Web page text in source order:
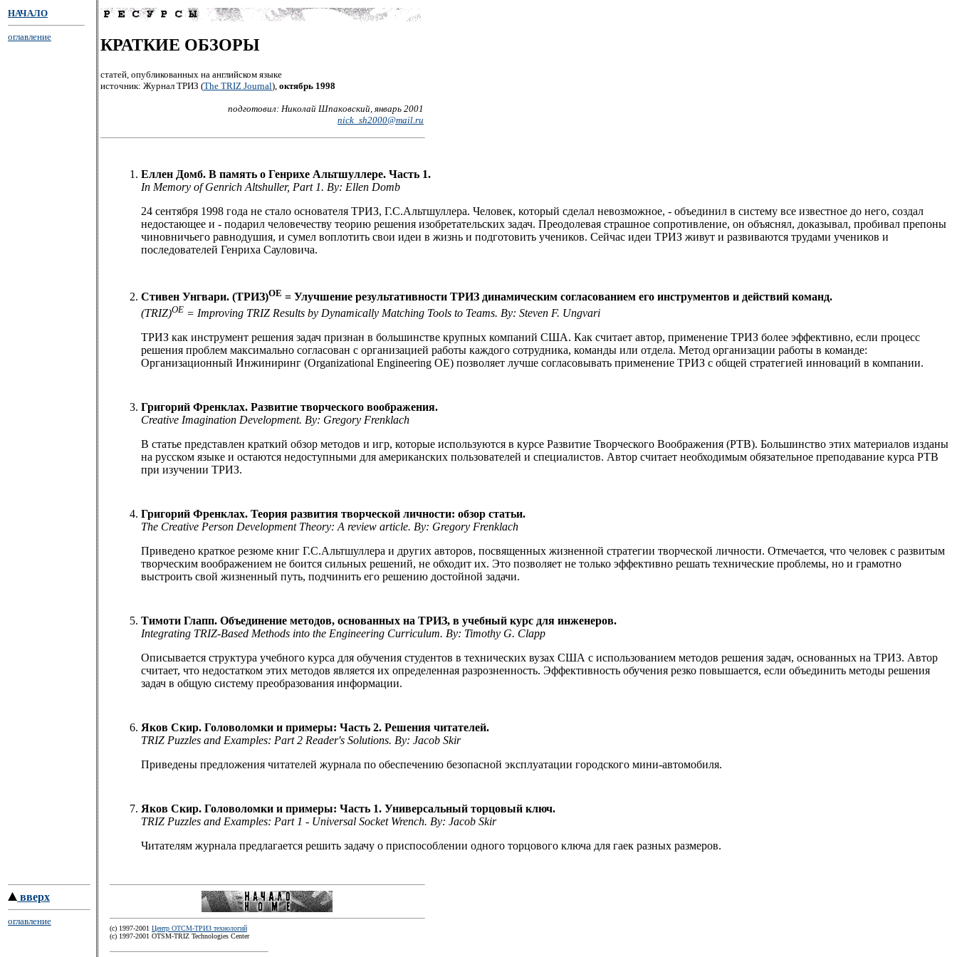
НАЧАЛО
оглавление КРАТКИЕ ОБЗОРЫ
статей, опубликованных на английском языке
источник: Журнал ТРИЗ (The TRIZ Journal), октябрь 1998
подготовил: Николай Шпаковский, январь 2001
nick_sh2000@mail.ru
Еллен Домб. В память о Генрихе Альтшуллере. Часть 1.
In Memory of Genrich Altshuller, Part 1. By: Ellen Domb
24 сентября 1998 года не стало основателя ТРИЗ, Г.С.Альтшуллера. Человек, который сделал невозможное, - объединил в систему все известное до него, создал
недостающее и - подарил человечеству теорию решения изобретательских задач. Преодолевая страшное сопротивление, он объяснял, доказывал, пробивал препоны
чиновничьего равнодушия, и сумел воплотить свои идеи в жизнь и подготовить учеников. Сейчас идеи ТРИЗ живут и развиваются трудами учеников и
последователей Генриха Сауловича.
Стивен Унгвари. (ТРИЗ)OE = Улучшение результативности ТРИЗ динамическим согласованием его инструментов и действий команд.
(TRIZ)OE = Improving TRIZ Results by Dynamically Matching Tools to Teams. By: Steven F. Ungvari
ТРИЗ как инструмент решения задач признан в большинстве крупных компаний США. Как считает автор, применение ТРИЗ более эффективно, если процесс
решения проблем максимально согласован с организацией работы каждого сотрудника, команды или отдела. Метод организации работы в команде:
Организационный Инжиниринг (Organizational Engineering ОЕ) позволяет лучше согласовывать применение ТРИЗ с общей стратегией инноваций в компании.
Григорий Френклах. Развитие творческого воображения.
Creative Imagination Development. By: Gregory Frenklach
В статье представлен краткий обзор методов и игр, которые используются в курсе Развитие Творческого Воображения (РТВ). Большинство этих материалов изданы
на русском языке и остаются недоступными для американских пользователей и специалистов. Автор считает необходимым обязательное преподавание курса РТВ
при изучении ТРИЗ.
Григорий Френклах. Теория развития творческой личности: обзор статьи.
The Creative Person Development Theory: A review article. By: Gregory Frenklach
Приведено краткое резюме книг Г.С.Альтшуллера и других авторов, посвященных жизненной стратегии творческой личности. Отмечается, что человек с развитым
творческим воображением не боится сильных решений, не обходит их. Это позволяет не только эффективно решать технические проблемы, но и грамотно
выстроить свой жизненный путь, подчинить его решению достойной задачи.
Тимоти Глапп. Объединение методов, основанных на ТРИЗ, в учебный курс для инженеров.
Integrating TRIZ-Based Methods into the Engineering Curriculum. By: Timothy G. Clapp
Описывается структура учебного курса для обучения студентов в технических вузах США с использованием методов решения задач, основанных на ТРИЗ. Автор
считает, что недостатком этих методов является их определенная разрозненность. Эффективность обучения резко повышается, если объединить методы решения
задач в общую систему преобразования информации.
Яков Скир. Головоломки и примеры: Часть 2. Решения читателей.
TRIZ Puzzles and Examples: Part 2 Reader's Solutions. By: Jacob Skir
Приведены предложения читателей журнала по обеспечению безопасной эксплуатации городского мини-автомобиля.
Яков Скир. Головоломки и примеры: Часть 1. Универсальный торцовый ключ.
TRIZ Puzzles and Examples: Part 1 - Universal Socket Wrench. By: Jacob Skir
Читателям журнала предлагается решить задачу о приспособлении одного торцового ключа для гаек разных размеров.
вверх
оглавление
(c) 1997-2001 Центр ОТСМ-ТРИЗ технологий
(с) 1997-2001 OTSM-TRIZ Technologies Center